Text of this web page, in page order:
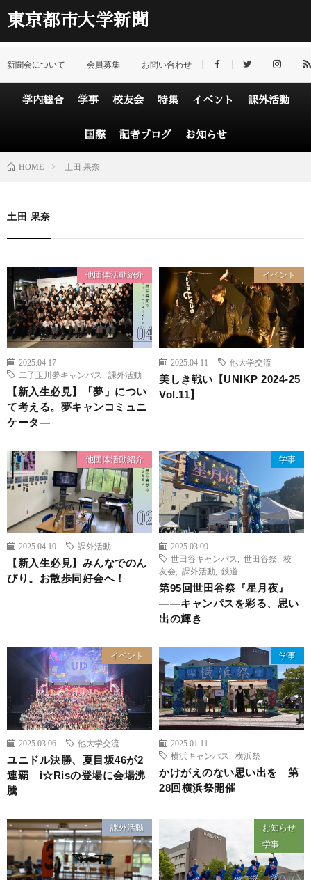
東京都市大学新聞
新聞会について 会員募集 お問い合わせ
学内総合 学事 校友会 特集 イベント 課外活動
国際 記者ブログ お知らせ
HOME 土田 果奈
土田 果奈
他団体活動紹介
2025.04.17
二子玉川夢キャンパス
課外活動
【新入生必見】「夢」につい
て考える。夢キャンコミュニ
ケータ―
イベント
2025.04.11 他大学交流
美しき戦い【UNIKP 2024-25
Vol.11】
他団体活動紹介
2025.04.10 課外活動
【新入生必見】みんなでのん
びり。お散歩同好会へ！
学事
2025.03.09
世田谷キャンパス
世田谷祭
校
友会
課外活動 鉄道
第95回世田谷祭『星月夜』
——キャンパスを彩る、思い
出の輝き
イベント
2025.03.06 他大学交流
ユニドル決勝、夏目坂46が2
連覇 i☆Risの登場に会場沸
騰
学事
2025.01.11
横浜キャンパス
横浜祭
かけがえのない思い出を 第
28回横浜祭開催
課外活動
お知らせ
学事